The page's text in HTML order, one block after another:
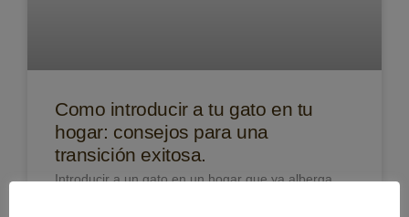
Como introducir a tu gato en tu
hogar: consejos para una
transición exitosa.
Introducir a un gato en un hogar que ya alberga